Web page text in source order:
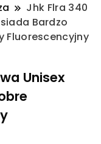
Jhk Flra 340
Bardzo
Fluorescencyjny
Unisex